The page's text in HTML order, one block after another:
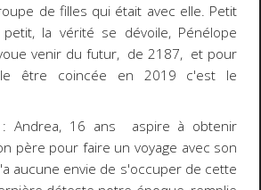
de filles qui était avec elle. Petit
la vérité se dévoile, Pénélope
venir du futur, de 2187, et pour
être coincée en 2019 c'est le
Andrea, 16 ans aspire à obtenir
père pour faire un voyage avec son
aucune envie de s'occuper de cette